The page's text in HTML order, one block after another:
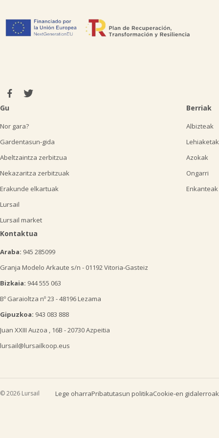
Gu
Nor gara?
Gardentasun-gida
Abeltzaintza zerbitzua
Nekazaritza zerbitzuak
Erakunde elkartuak
Lursail
Lursail market
Berriak
Albizteak
Lehiaketak
Azokak
Ongarri
Enkanteak
Kontaktua
Araba: 945 285099
Granja Modelo Arkaute s/n - 01192 Vitoria-Gasteiz
Bizkaia: 944 555 063
Bº Garaioltza nº 23 - 48196 Lezama
Gipuzkoa: 943 083 888
Juan XXIII Auzoa , 16B - 20730 Azpeitia
lursail@lursailkoop.eus
© 2026 Lursail Lege oharraPribatutasun politikaCookie-en gidalerroak